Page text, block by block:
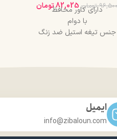
تومان 82,025توماندارای کاور محافظ
با دوام
جنس تیغه استیل ضد زنگ
ایمیل
info@zibaloun.com